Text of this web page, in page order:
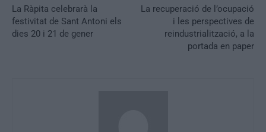
La Ràpita celebrarà la
festivitat de Sant Antoni els
dies 20 i 21 de gener
La recuperació de l’ocupació
i les perspectives de
reindustrialització, a la
portada en paper